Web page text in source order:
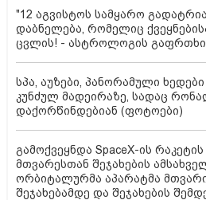
"12 აგვისტოს სამყარო
დაბნელება, რომელიც
ცვლის! - ასტროლოგის
სპა, აუზები, პანორამული
კუნძულ მადეირაზე, სადაც
დაქორწინდებიან (ფოტოები)
გამოქვეყნდა SpaceX-ის
მთვარესთან შეჯახების
ორბიტალურმა აპარატმა
შეჯახებამდე და შეჯახების